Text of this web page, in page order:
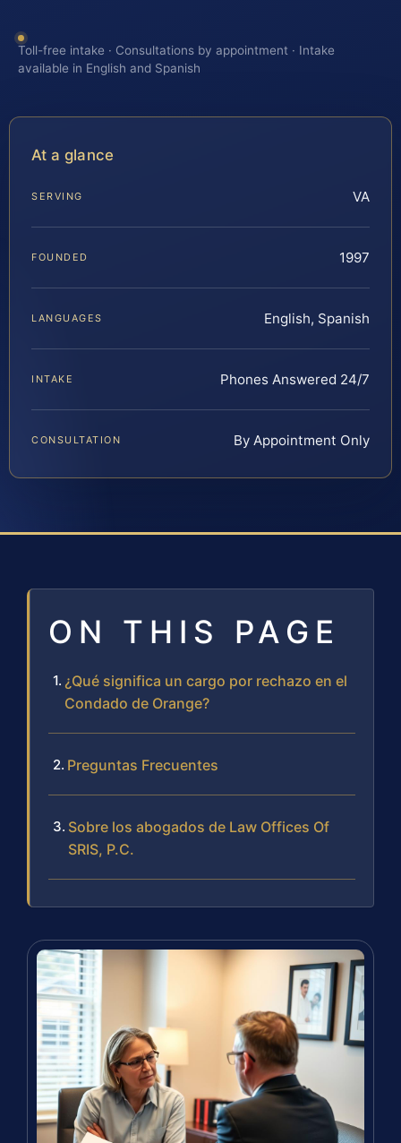
Toll-free intake · Consultations by appointment · Intake
available in English and Spanish
At a glance
SERVING VA
FOUNDED 1997
LANGUAGES English, Spanish
INTAKE Phones Answered 24/7
CONSULTATION By Appointment Only
ON THIS PAGE
¿Qué significa un cargo por rechazo en el
Condado de Orange?
Preguntas Frecuentes
Sobre los abogados de Law Offices Of
SRIS, P.C.